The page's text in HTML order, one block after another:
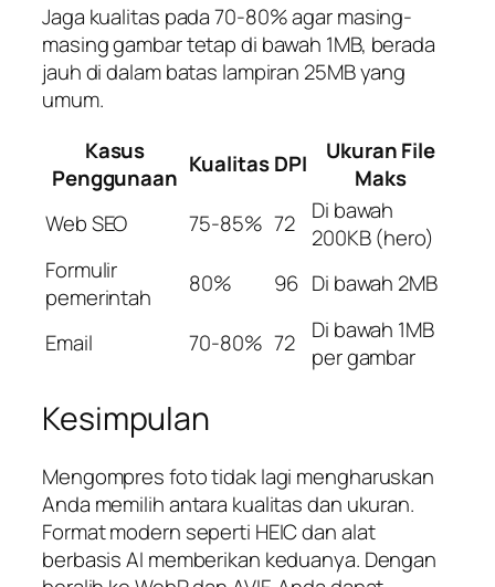
Jaga kualitas pada 70-80% agar masing-
masing gambar tetap di bawah 1MB, berada
jauh di dalam batas lampiran 25MB yang
umum.
Kasus
Penggunaan Kualitas DPI
Ukuran File
Maks
Web SEO
75-85% 72
Di bawah
200KB (hero)
Formulir
pemerintah
80% 96 Di bawah 2MB
Email 70-80% 72
Di bawah 1MB
per gambar
Kesimpulan
Mengompres foto tidak lagi mengharuskan
Anda memilih antara kualitas dan ukuran.
Format modern seperti HEIC dan alat
berbasis AI memberikan keduanya. Dengan